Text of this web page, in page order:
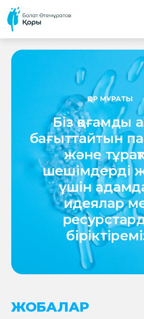
ҚОР МҰРАТЫ
Біз қоғамды
бағыттайтын
және
шешімдерді
үшін
идеялар
ЖОБАЛАР